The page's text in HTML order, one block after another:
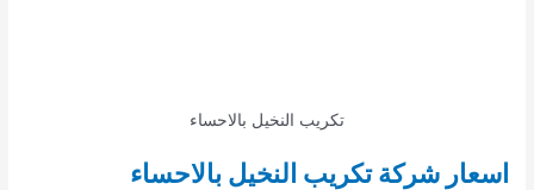
تكريب النخيل بالاحساء
اسعار شركة تكريب النخيل بالاحساء